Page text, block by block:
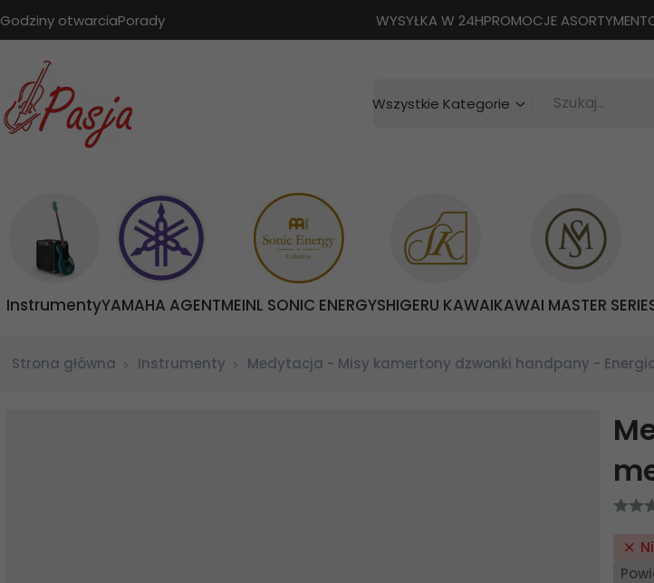
Godziny otwarciaPorady WYSYŁKA W 24HPROMOCJE
categories_searcher
Wszystkie Kategorie Szukaj...
InstrumentyYAMAHA AGENTMEINL SONIC ENERGYSHIGERU KAWAIKAWAI MASTER
Strona główna Instrumenty Medytacja - Misy kamertony dzwonki handpany -